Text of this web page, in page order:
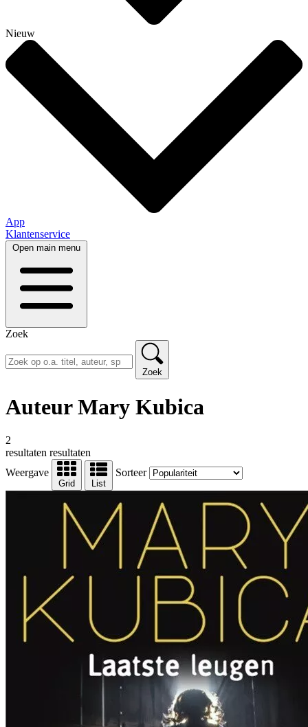
Nieuw
App
Klantenservice
Open main menu
Zoek
Zoek
Auteur Mary Kubica
2
resultaten resultaten
Weergave
Grid List
Sorteer